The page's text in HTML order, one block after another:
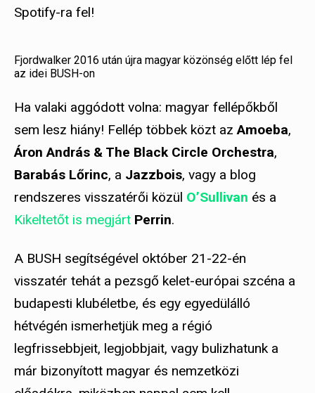
Spotify-ra fel!
Fjordwalker 2016 után újra magyar közönség előtt lép fel
az idei BUSH-on
Ha valaki aggódott volna: magyar fellépőkből
sem lesz hiány! Fellép többek közt az Amoeba,
Áron András & The Black Circle Orchestra,
Barabás Lőrinc, a Jazzbois, vagy a blog
rendszeres visszatérői közül O’Sullivan és a
Kikeltetőt is megjárt Perrin.
A BUSH segítségével október 21-22-én
visszatér tehát a pezsgő kelet-európai szcéna a
budapesti klubéletbe, és egy egyedülálló
hétvégén ismerhetjük meg a régió
legfrissebbjeit, legjobbjait, vagy bulizhatunk a
már bizonyított magyar és nemzetközi